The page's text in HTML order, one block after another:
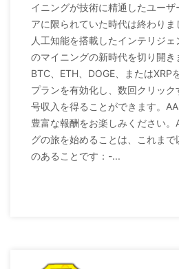
イニングが技術に精通したユーザ
アに限られていた時代は終わりま
人工知能を搭載したインテリジ
のマイニングの新時代を切り開き
BTC、ETH、DOGE、またはXRP
プランを有効化し、数回クリッ
号収入を得ることができます。
豊富な報酬をお楽しみください。
グの旅を始めることは、これま
のあることです：-...